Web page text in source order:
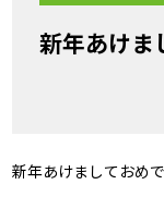
新年あけま
新年あけましておめ